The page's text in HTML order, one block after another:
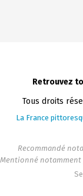
Retrouvez
Tous droits
La France
Recommandé
Mentionné notamment